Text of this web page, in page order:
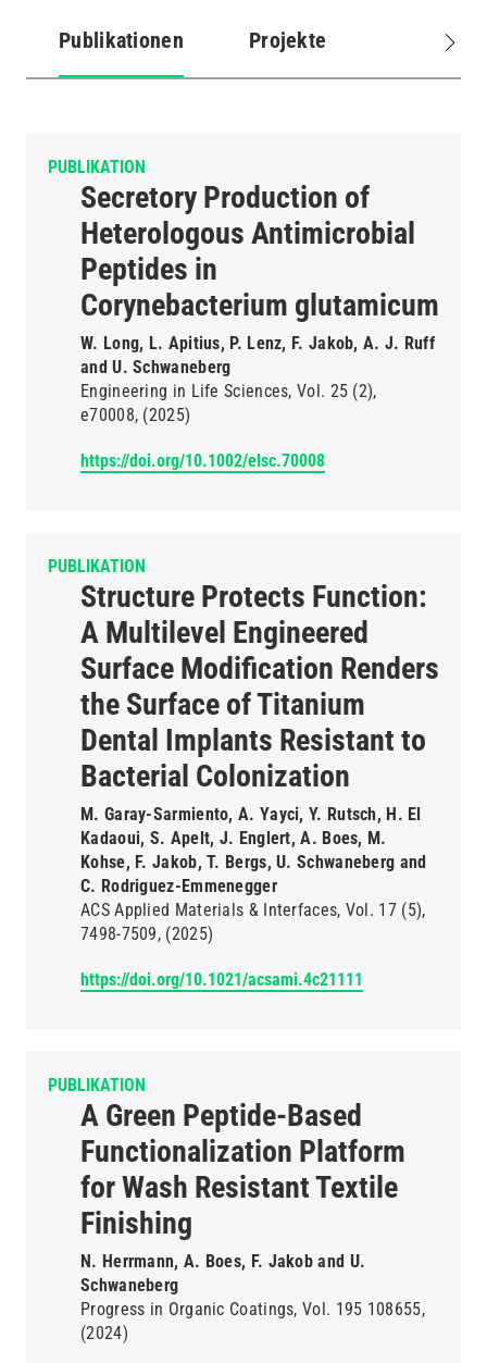
Publikationen
(aktiver
Projekte
PUBLIKATION
Secretory Production of
Heterologous Antimicrobial
Peptides in
Corynebacterium glutamicum
W. Long, L. Apitius, P. Lenz, F. Jakob, A. J. Ruff
and U. Schwaneberg
Engineering in Life Sciences Vol. 25 (2)
e70008 (2025)
https://doi.org/10.1002/elsc.70008
PUBLIKATION
Structure Protects Function:
A Multilevel Engineered
Surface Modification Renders
the Surface of Titanium
Dental Implants Resistant to
Bacterial Colonization
M. Garay-Sarmiento, A. Yayci, Y. Rutsch, H. El
Kadaoui, S. Apelt, J. Englert, A. Boes, M.
Kohse, F. Jakob, T. Bergs, U. Schwaneberg and
C. Rodriguez-Emmenegger
ACS Applied Materials & Interfaces Vol. 17 (5)
7498-7509 (2025)
https://doi.org/10.1021/acsami.4c21111
PUBLIKATION
A Green Peptide-Based
Functionalization Platform
for Wash Resistant Textile
Finishing
N. Herrmann, A. Boes, F. Jakob and U.
Schwaneberg
Progress in Organic Coatings Vol. 195 108655
(2024)